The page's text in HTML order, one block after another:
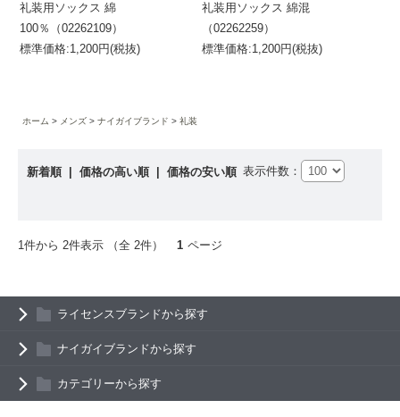
礼装用ソックス 綿
100％（02262109）
標準価格:1,200円(税抜)
礼装用ソックス 綿混
（02262259）
標準価格:1,200円(税抜)
ホーム メンズ ナイガイブランド 礼装
新着順 価格の高い順 価格の安い順 表示件数：
1件から 2件表示 （全 2件） 1 ページ
ライセンスブランドから探す
ナイガイブランドから探す
カテゴリーから探す